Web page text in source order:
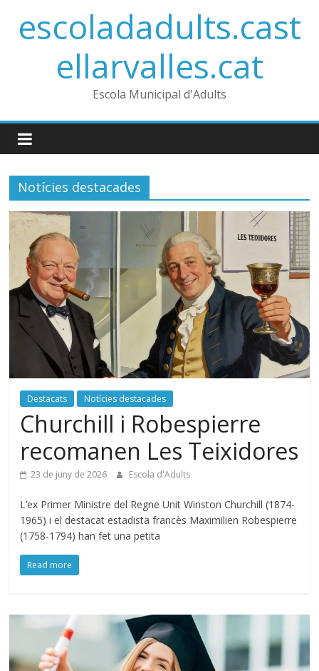
contentescoladadults.cast
ellarvalles.cat
Escola Municipal d'Adults
Notícies destacades
Destacats Notícies destacades
Churchill i Robespierre
recomanen Les Teixidores
23 de juny de 2026 Escola d'Adults
L’ex Primer Ministre del Regne Unit Winston Churchill (1874-
1965) i el destacat estadista francès Maximilien Robespierre
(1758-1794) han fet una petita
Read more